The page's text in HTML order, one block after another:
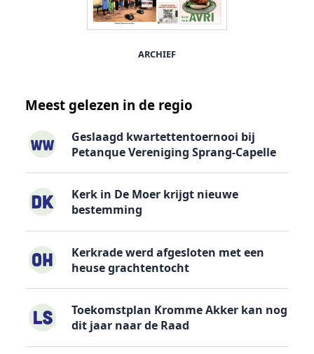
ARCHIEF
Meest gelezen in de regio
Geslaagd kwartettentoernooi bij
Petanque Vereniging Sprang-Capelle
Kerk in De Moer krijgt nieuwe
bestemming
Kerkrade werd afgesloten met een
heuse grachtentocht
Toekomstplan Kromme Akker kan nog
dit jaar naar de Raad